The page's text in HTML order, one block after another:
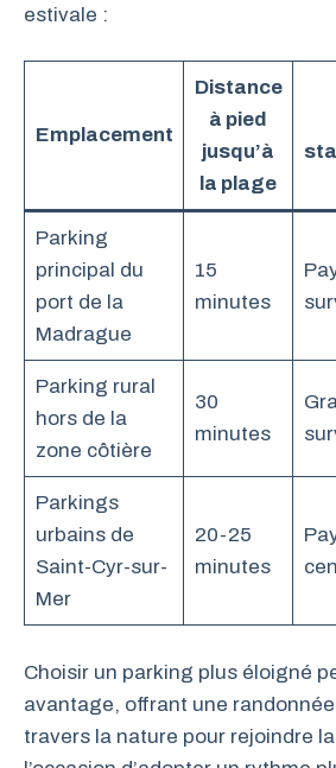
estivale :
Emplacement
Distance
à pied
jusqu’à
la plage
Parking
principal du
port de la
Madrague
15
minutes
Parking rural
hors de la
zone côtière
30
minutes
Parkings
urbains de
Saint-Cyr-sur-
Mer
20-25
minutes
Choisir un parking plus éloigné
avantage, offrant une
travers la nature pour rejoindre